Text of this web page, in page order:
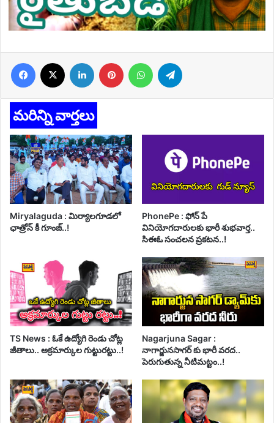
Facebook LinkedIn Pinterest WhatsApp
మరిన్ని వార్తలు
Miryalaguda : మిర్యాలగూడలో
ఛాత్రోన్ కీ గూంజ్..!
PhonePe : ఫోన్ పే
వినియోగదారులకు భారీ శుభవార్త..
సిఈఓ సంచలన ప్రకటన..!
TS News : ఓకే ఉద్యోగి రెండు చోట్ల
జీతాలు.. అక్రమార్కుల గుట్టురట్టు..!
Nagarjuna Sagar :
నాగార్జునసాగర్ కు భారీ వరద..
పెరుగుతున్న నీటిమట్టం..!